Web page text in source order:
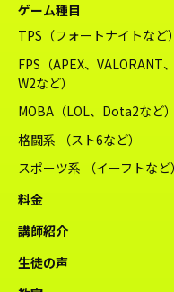
ゲーム種目
TPS（フォートナイトなど）
FPS（APEX、VALORANT
W2など）
MOBA（LOL、Dota2など）
格闘系 （スト6など）
スポーツ系 （イーフトなど）
料金
講師紹介
生徒の声